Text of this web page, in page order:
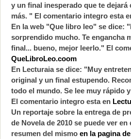
y un final inesperado que te dejará
más. " El comentario integro esta
En la web "Que libro leo" se dice:
sorprendido mucho. Te engancha
final... bueno, mejor leerlo." El
QueLibroLeo.coom
En Lecturaia se dice: "Muy
original y un final estupendo.
todo el mundo. Se lee muy rápido
El comentario integro esta en
Un reportaje sobre la entrega de
de Novela de 2010 se puede ver en
resumen del mismoen la pagina